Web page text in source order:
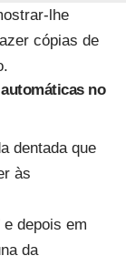
lhe
cópias de
no
dentada que
às
e depois em
da